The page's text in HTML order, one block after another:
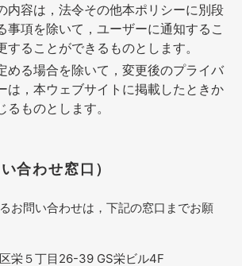
内容は，法令その他本ポリシーに別段
事項を除いて，ユーザーに通知するこ
することができるものとします。
める場合を除いて，変更後のプライバ
は，本ウェブサイトに掲載したときか
るものとします。
合わせ窓口）
お問い合わせは，下記の窓口までお願
栄５丁目26-39 GS栄ビル4F